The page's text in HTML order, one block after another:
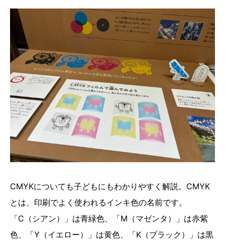
CMYKについても子どもにもわかりやすく解説。CMYK
とは、印刷でよく使われるインキ色の名前です。
「C（シアン）」は青緑色、「M（マゼンタ）」は赤紫
色、「Y（イエロー）」は黄色、「K（ブラック）」は黒